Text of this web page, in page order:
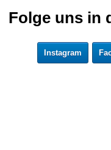
Folge uns in
Instagram